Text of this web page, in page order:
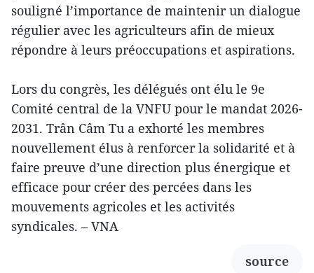
souligné l’importance de maintenir un dialogue
régulier avec les agriculteurs afin de mieux
répondre à leurs préoccupations et aspirations.
Lors du congrès, les délégués ont élu le 9e
Comité central de la VNFU pour le mandat 2026-
2031. Trân Câm Tu a exhorté les membres
nouvellement élus à renforcer la solidarité et à
faire preuve d’une direction plus énergique et
efficace pour créer des percées dans les
mouvements agricoles et les activités
syndicales. – VNA
source